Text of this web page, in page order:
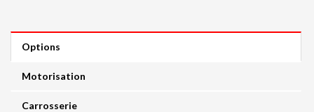
Options
Motorisation
Carrosserie